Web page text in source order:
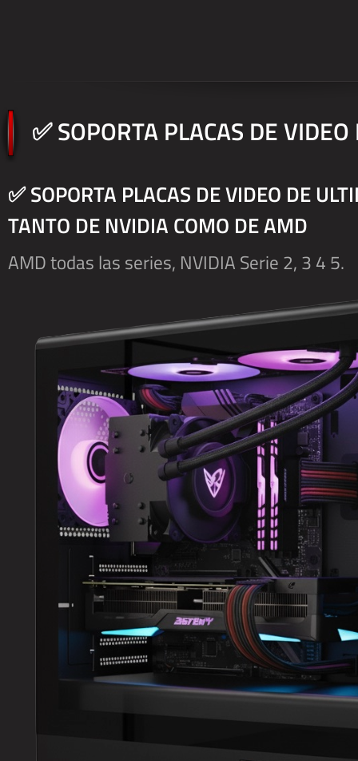
✅ SOPORTA PLACAS DE
✅ SOPORTA PLACAS DE VIDEO DE
TANTO DE NVIDIA COMO DE AMD
AMD todas las series, NVIDIA Serie 2, 3 4 5.